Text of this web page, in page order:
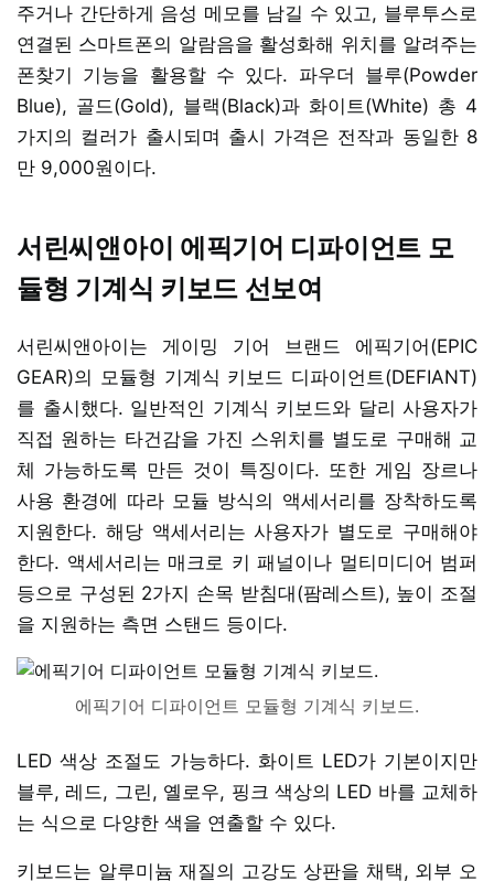
주거나 간단하게 음성 메모를 남길 수 있고, 블루투스로
연결된 스마트폰의 알람음을 활성화해 위치를 알려주는
폰찾기 기능을 활용할 수 있다. 파우더 블루(Powder
Blue), 골드(Gold), 블랙(Black)과 화이트(White) 총 4
가지의 컬러가 출시되며 출시 가격은 전작과 동일한 8
만 9,000원이다.
서린씨앤아이 에픽기어 디파이언트 모
듈형 기계식 키보드 선보여
서린씨앤아이는 게이밍 기어 브랜드 에픽기어(EPIC
GEAR)의 모듈형 기계식 키보드 디파이언트(DEFIANT)
를 출시했다. 일반적인 기계식 키보드와 달리 사용자가
직접 원하는 타건감을 가진 스위치를 별도로 구매해 교
체 가능하도록 만든 것이 특징이다. 또한 게임 장르나
사용 환경에 따라 모듈 방식의 액세서리를 장착하도록
지원한다. 해당 액세서리는 사용자가 별도로 구매해야
한다. 액세서리는 매크로 키 패널이나 멀티미디어 범퍼
등으로 구성된 2가지 손목 받침대(팜레스트), 높이 조절
을 지원하는 측면 스탠드 등이다.
에픽기어 디파이언트 모듈형 기계식 키보드.
LED 색상 조절도 가능하다. 화이트 LED가 기본이지만
블루, 레드, 그린, 옐로우, 핑크 색상의 LED 바를 교체하
는 식으로 다양한 색을 연출할 수 있다.
키보드는 알루미늄 재질의 고강도 상판을 채택, 외부 오